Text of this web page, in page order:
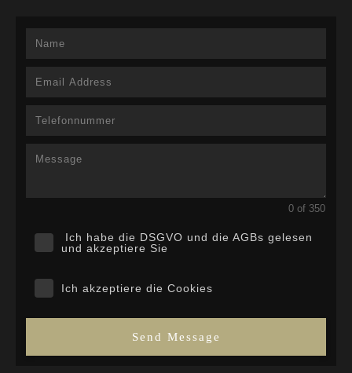
0 of 350
Ich habe die DSGVO und die AGBs gelesen
und akzeptiere Sie
Ich akzeptiere die Cookies
Send Message